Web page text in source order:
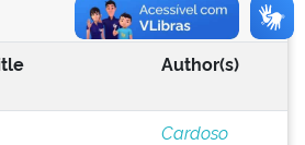
Author(s)
Cardoso